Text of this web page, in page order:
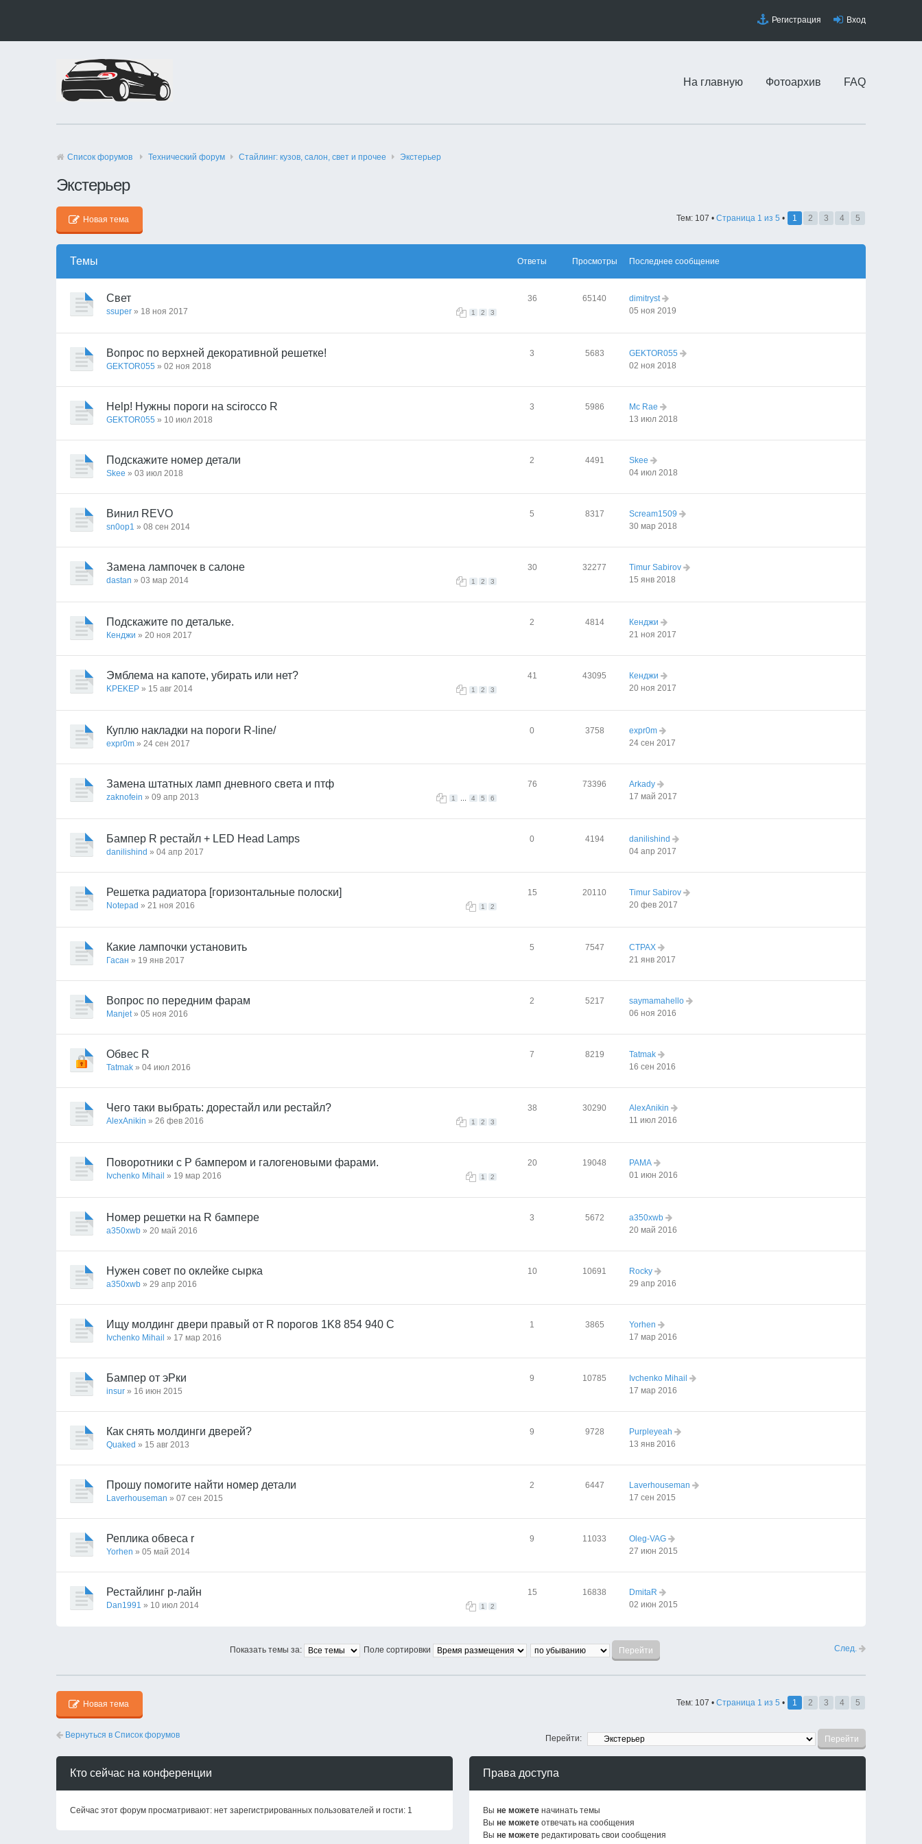
Регистрация Вход
На главную Фотоархив FAQ
Список форумов Технический форyм Стайлинг: кузов, салон, свет и прочее Экстерьер
Экстерьер
Новая тема Тем: 107 • Страница 1 из 5 • 1 2 3 4 5
Темы Ответы Просмотры Последнее сообщение
Свет
1 2 3
ssuper » 18 ноя 2017
36 65140
dimitryst
05 ноя 2019
Вопрос по верхней декоративной решетке!
GEKTOR055 » 02 ноя 2018
3 5683
GEKTOR055
02 ноя 2018
Help! Нужны пороги на scirocco R
GEKTOR055 » 10 июл 2018
3 5986
Mc Rae
13 июл 2018
Подскажите номер детали
Skee » 03 июл 2018
2 4491
Skee
04 июл 2018
Винил REVO
sn0op1 » 08 сен 2014
5 8317
Scream1509
30 мар 2018
Замена лампочек в салоне
1 2 3
dastan » 03 мар 2014
30 32277
Timur Sabirov
15 янв 2018
Подскажите по детальке.
Кенджи » 20 ноя 2017
2 4814
Кенджи
21 ноя 2017
Эмблема на капоте, убирать или нет?
1 2 3
KPEKEP » 15 авг 2014
41 43095
Кенджи
20 ноя 2017
Куплю накладки на пороги R-line/
expr0m » 24 сен 2017
0 3758
expr0m
24 сен 2017
Замена штатных ламп дневного света и птф
1 4 5 6
zaknofein » 09 апр 2013
76 73396
Arkady
17 май 2017
Бампер R рестайл + LED Head Lamps
danilishind » 04 апр 2017
0 4194
danilishind
04 апр 2017
Решетка радиатора [горизонтальные полоски]
1 2
Notepad » 21 ноя 2016
15 20110
Timur Sabirov
20 фев 2017
Какие лампочки установить
Гасан » 19 янв 2017
5 7547
CTPAX
21 янв 2017
Вопрос по передним фарам
Manjet» 05 ноя 2016
2 5217
saymamahello
06 ноя 2016
Обвес R
Tatmak » 04 июл 2016
7 8219
Tatmak
16 сен 2016
Чего таки выбрать: дорестайл или рестайл?
1 2 3
AlexAnikin » 26 фев 2016
38 30290
AlexAnikin
11 июл 2016
Поворотники с Р бампером и галогеновыми фарами.
1 2
Ivchenko Mihail » 19 мар 2016
20 19048
PAMA
01 июн 2016
Номер решетки на R бампере
a350xwb » 20 май 2016
3 5672
a350xwb
20 май 2016
Нужен совет по оклейке сырка
a350xwb » 29 апр 2016
10 10691
Rocky
29 апр 2016
Ищу молдинг двери правый от R порогов 1K8 854 940 C
Ivchenko Mihail » 17 мар 2016
1 3865
Yorhen
17 мар 2016
Бампер от эРки
insur » 16 июн 2015
9 10785
Ivchenko Mihail
17 мар 2016
Как снять молдинги дверей?
Quaked » 15 авг 2013
9 9728
Purpleyeah
13 янв 2016
Прошу помогите найти номер детали
Laverhouseman » 07 сен 2015
2 6447
Laverhouseman
17 сен 2015
Реплика обвеса r
Yorhen » 05 май 2014
9 11033
Oleg-VAG
27 июн 2015
Рестайлинг р-лайн
1 2
Dan1991 » 10 июл 2014
15 16838
DmitaR
02 июн 2015
След.
Показать темы за: Поле сортировки
Новая тема Тем: 107 • Страница 1 из 5 • 1 2 3 4 5
Вернуться в Список форумов Перейти:
Кто сейчас на конференции
Сейчас этот форум просматривают: нет зарегистрированных пользователей и гости: 1
Права доступа
Вы не можетеначинать темы
Вы не можетеотвечать на сообщения
Вы не можетередактировать свои сообщения